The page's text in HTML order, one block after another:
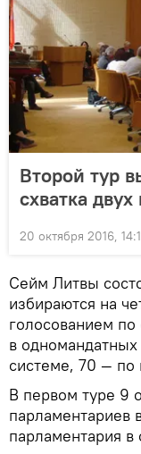
Второй тур
схватка
20 октября 2016,
Сейм Литвы
избираются на
голосованием
в
системе, 70 — по
В первом туре 9
парламентариев
парламентария в